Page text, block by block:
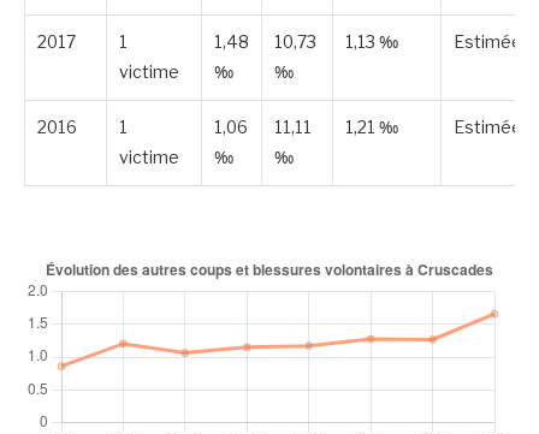
2017
1
victime
1,48
‰
10,73
‰
1,13 ‰ Estimée
2016
1
victime
1,06
‰
11,11
‰
1,21 ‰ Estimée